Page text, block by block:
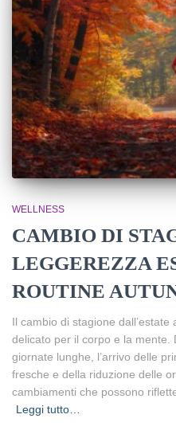
WELLNESS
CAMBIO DI
LEGGEREZZA
ROUTINE
Il cambio di stagione dall’estate
delicato per il corpo e la mente.
giornate lunghe, l’arrivo delle
fresche e della riduzione delle
cambiamenti che possono
Leggi tutto…